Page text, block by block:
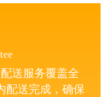
送服务覆盖全
配送完成，确保